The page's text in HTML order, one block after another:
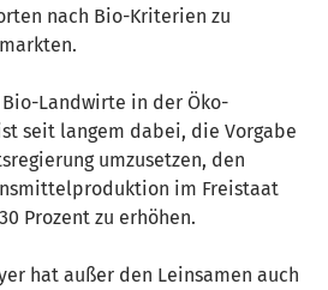
nach Bio-Kriterien zu
Landwirte in der Öko-
seit langem dabei, die Vorgabe
umzusetzen, den
im Freistaat
Prozent zu erhöhen.
hat außer den Leinsamen auch